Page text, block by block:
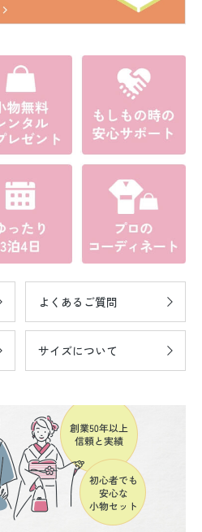
よくあるご質問
サイズについて